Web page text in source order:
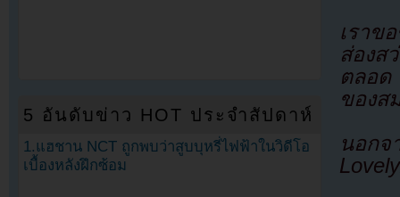
เราข
ส่องส
ตลอด
ของส
นอกจ
5 อันดับข่าว HOT ประจำสัปดาห์
1.แฮชาน NCT ถูกพบว่าสูบบุหรี่ไฟฟ้าในวิดีโอ
เบื้องหลังฝึกซ้อม